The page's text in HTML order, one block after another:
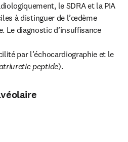
le SDRA et la PIA
à distinguer de l’œdème
Le diagnostic d’insuffisance
par l’échocardiographie et le
peptide).